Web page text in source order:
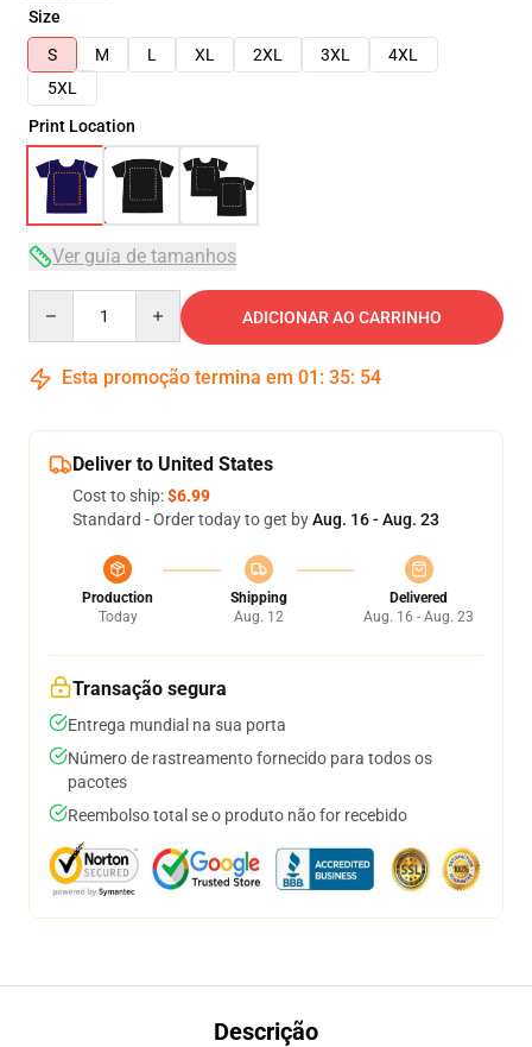
Size
S
M L XL 2XL 3XL
4XL
5XL
Print Location
Ver guia de tamanhos
ADICIONAR AO CARRINHO
Esta promoção termina em 01 : 35: 53
Deliver to United States
Cost to ship:$6.99
Standard - Order today to get byAug. 16 - Aug. 23
Production
Today
Shipping
Aug. 12
Delivered
Aug. 16 - Aug. 23
Transação segura
Entrega mundial na sua porta
Número de rastreamento fornecido para todos os
pacotes
Reembolso total se o produto não for recebido
Descrição